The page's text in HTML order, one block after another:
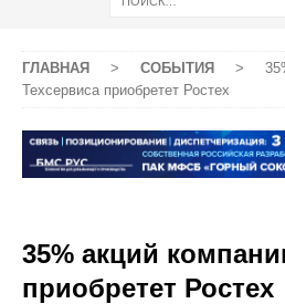
ГЛАВНАЯ > СОБЫТИЯ >
Техсервиса приобретет Ростех
35% акций
приобретет Ростех